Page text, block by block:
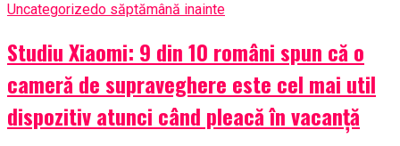
Uncategorizedo săptămână inainte
Studiu Xiaomi: 9 din 10 români spun că o
cameră de supraveghere este cel mai util
dispozitiv atunci când pleacă în vacanță